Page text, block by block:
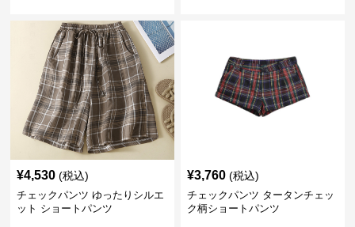
¥4,530 (税込)
チェックパンツ ゆったりシルエ
ット ショートパンツ
¥3,760 (税込)
チェックパンツ タータンチェッ
ク柄ショートパンツ